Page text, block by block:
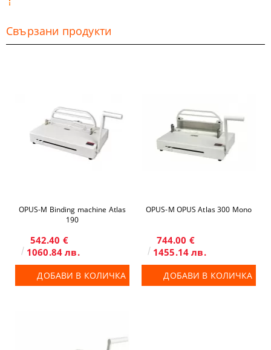
Свързани продукти
OPUS-М Binding machine Atlas
190
542.40 €
1060.84 лв.
ДОБАВИ В КОЛИЧКА
OPUS-М OPUS Atlas 300 Mono
744.00 €
1455.14 лв.
ДОБАВИ В КОЛИЧКА